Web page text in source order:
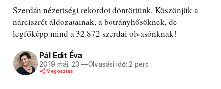
Szerdán nézettségi rekordot döntöttünk. Köszönjük a
nárciszrét áldozatainak, a botrányhősöknek, de
legfőképp mind a 32.872 szerdai olvasónknak!
Pál Edit Éva
2019 máj. 23 —Olvasási idő: 2 perc
Megosztás